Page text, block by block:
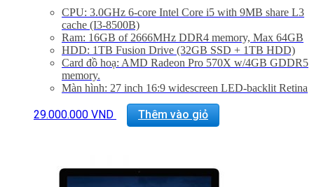
CPU: 3.0GHz 6-core Intel Core i5 with 9MB share L3
cache (I3-8500B)
Ram: 16GB of 2666MHz DDR4 memory, Max 64GB
HDD: 1TB Fusion Drive (32GB SSD + 1TB HDD)
Card đồ hoạ: AMD Radeon Pro 570X w/4GB GDDR5
memory.
Màn hình: 27 inch 16:9 widescreen LED-backlit Retina
5K disaplay (5120×2880)
Kết nối: 1 SDXC SD Card, 4 USB 3.0, 2 Thunderbolt
3, GigaEthernet (LAN)
29.000.000 VND Thêm vào giỏ